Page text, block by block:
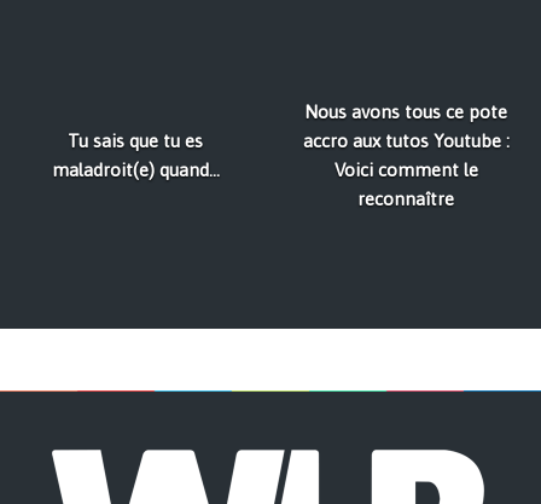
Tu sais que tu es
maladroit(e) quand...
Nous avons tous ce pote
accro aux tutos Youtube :
Voici comment le
reconnaître